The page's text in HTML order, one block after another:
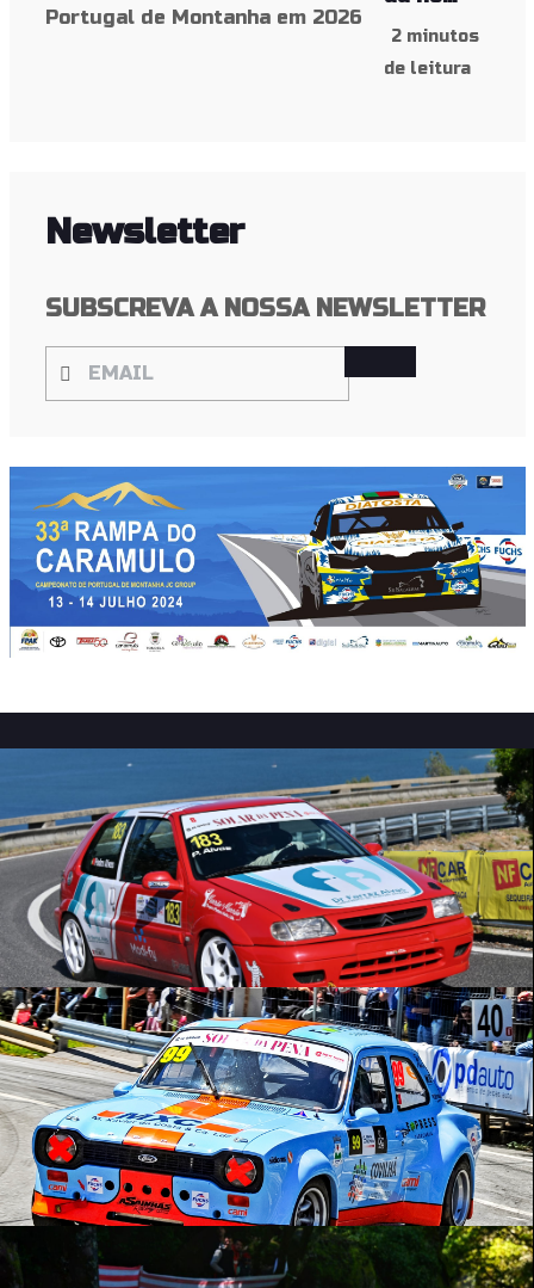
2 minutos
de leitura
Newsletter
SUBSCREVA A NOSSA NEWSLETTER